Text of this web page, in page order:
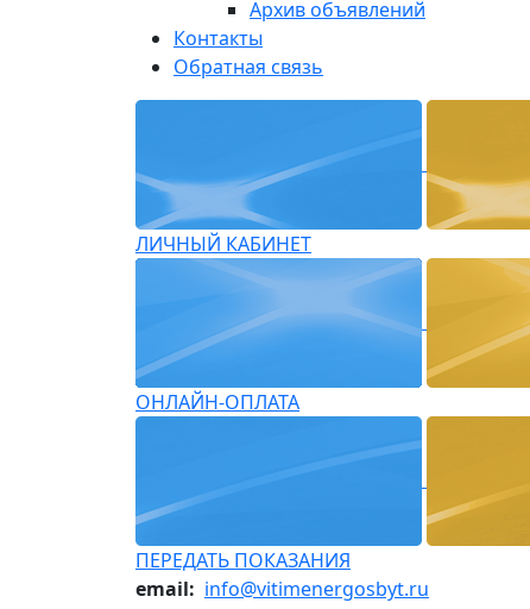
Архив объявлений
Контакты
Обратная связь
ЛИЧНЫЙ КАБИНЕТ
ОНЛАЙН-ОПЛАТА
ПЕРЕДАТЬ ПОКАЗАНИЯ
email: info@vitimenergosbyt.ru